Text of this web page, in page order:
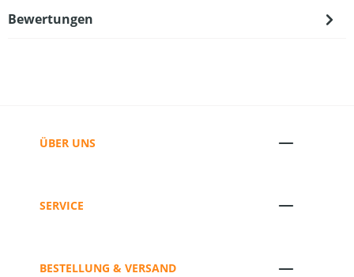
Bewertungen
ÜBER UNS
SERVICE
BESTELLUNG & VERSAND